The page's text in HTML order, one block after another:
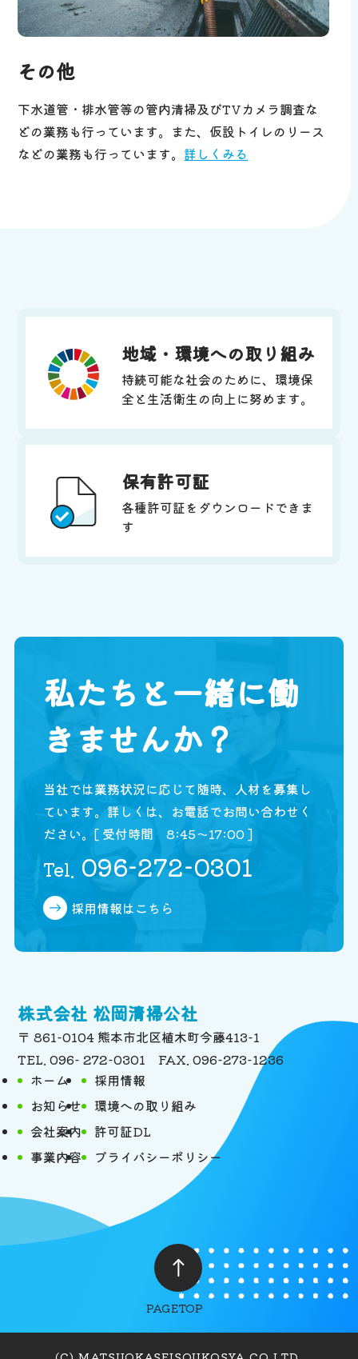
その他
下水道管・排水管等の管内清掃及びTVカメラ調査な
どの業務も行っています。また、仮設トイレのリース
などの業務も行っています。 詳しくみる
地域・環境への取り組み
持続可能な社会のために、環境保
全と生活衛生の向上に努めます。
保有許可証
各種許可証をダウンロードできま
す
私たちと一緒に働
きませんか？
当社では業務状況に応じて随時、人材を募集し
ています。 詳しくは、お電話でお問い合わせく
ださい。 [ 受付時間 8:45〜17:00 ]
Tel. 096-272-0301
採用情報はこちら
株式会社 松岡清掃公社
〒 861-0104 熊本市北区植木町今藤413-1
TEL. 096- 272-0301 FAX. 096-273-1236
ホーム
お知らせ
会社案内
事業内容
採用情報
環境への取り組み
許可証DL
プライバシーポリシー
PAGETOP